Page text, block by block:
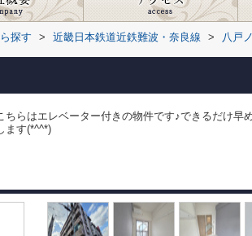
探す > 近畿日本鉄道近鉄難波・奈良線 > 八戸
らはエレベーター付きの物件です♪できるだけ早
ます(*^^*)